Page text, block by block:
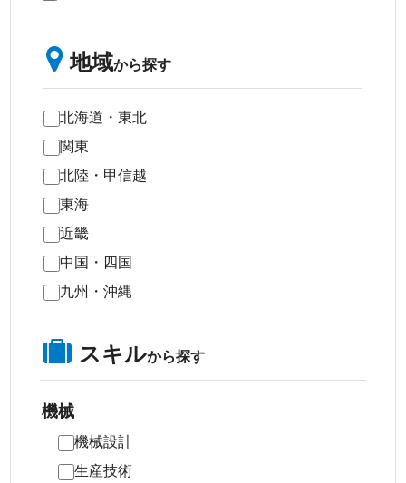
地域から探す
北海道・東北
関東
北陸・甲信越
東海
近畿
中国・四国
九州・沖縄
スキルから探す
機械
機械設計
生産技術